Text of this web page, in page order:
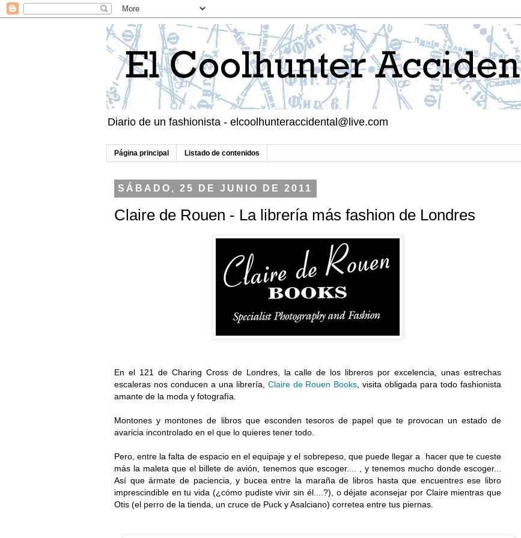
Diario de un fashionista - elcoolhunteraccidental@live.com
Página principal Listado de contenidos
SÁBADO, 25 DE JUNIO DE 2011
Claire de Rouen - La librería más fashion de Londres
En el 121 de Charing Cross de Londres, la calle de los libreros por excelencia, unas estrechas
escaleras nos conducen a una librería, Claire de Rouen Books, visita obligada para todo fashionista
amante de la moda y fotografía.
Montones y montones de libros que esconden tesoros de papel que te provocan un estado de
avaricia incontrolado en el que lo quieres tener todo.
Pero, entre la falta de espacio en el equipaje y el sobrepeso, que puede llegar a hacer que te cueste
más la maleta que el billete de avión, tenemos que escoger.... , y tenemos mucho donde escoger...
Así que ármate de paciencia, y bucea entre la maraña de libros hasta que encuentres ese libro
imprescindible en tu vida (¿cómo pudiste vivir sin él....?), o déjate aconsejar por Claire mientras que
Otis (el perro de la tienda, un cruce de Puck y Asalciano) corretea entre tus piernas.